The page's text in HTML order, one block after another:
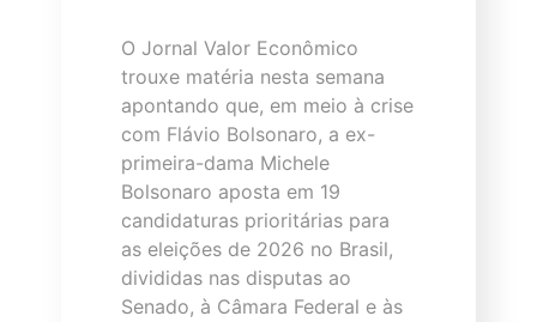
O Jornal Valor Econômico
trouxe matéria nesta semana
apontando que, em meio à crise
com Flávio Bolsonaro, a ex-
primeira-dama Michele
Bolsonaro aposta em 19
candidaturas prioritárias para
as eleições de 2026 no Brasil,
divididas nas disputas ao
Senado, à Câmara Federal e às